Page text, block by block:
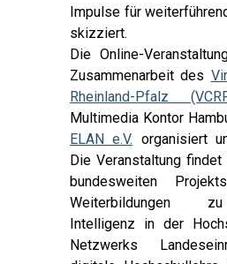
Impulse für
skizziert.
Die Online-
Zusammenarbeit des
Rheinland-Pfalz
Multimedia Kontor
ELAN e.V. organisiert
Die Veranstaltung findet
bundesweiten
Weiterbildungen
Intelligenz in der
Netzwerks